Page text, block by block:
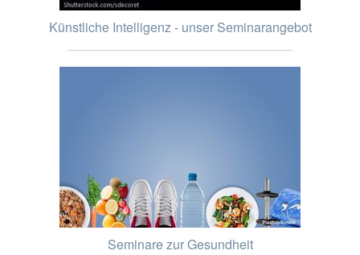
Künstliche Intelligenz - unser Seminarangebot
Seminare zur Gesundheit